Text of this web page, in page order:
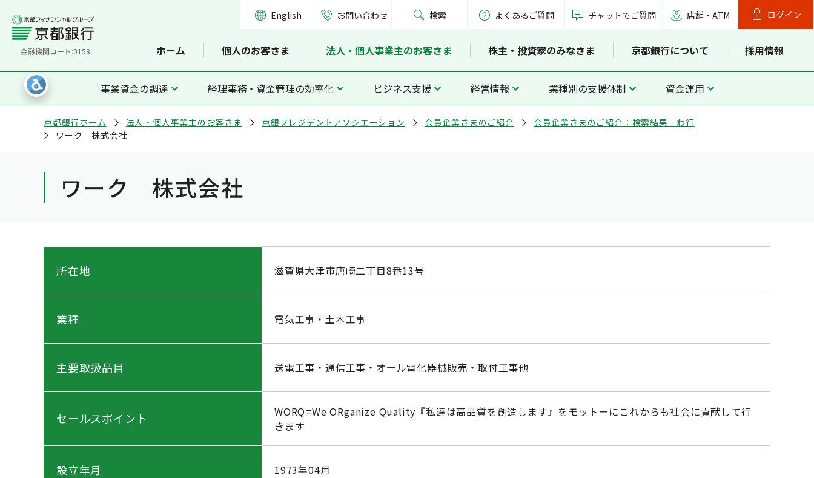
金融機関コード:0158
English お問い合わせ 検索 よくあるご質問 チャットでご質問 店舗・ATM ログイン
ホーム 個人のお客さま 法人・個人事業主のお客さま 株主・投資家のみなさま 京都銀行について 採用情報
事業資金の調達 経理事務・資金管理の効率化 ビジネス支援 経営情報 業種別の支援体制 資金運用
京都銀行ホーム 法人・個人事業主のお客さま 京銀プレジデントアソシエーション 会員企業さまのご紹介
会員企業さまのご紹介：検索結果 - わ行
ワーク 株式会社
ワーク 株式会社
所在地 滋賀県大津市唐崎二丁目8番13号
業種 電気工事・土木工事
主要取扱品目 送電工事・通信工事・オール電化器械販売・取付工事他
セールスポイント
WORQ=We ORganize Quality『私達は高品質を創造します』をモットーにこれからも社会に貢献して行
きます
設立年月 1973年04月